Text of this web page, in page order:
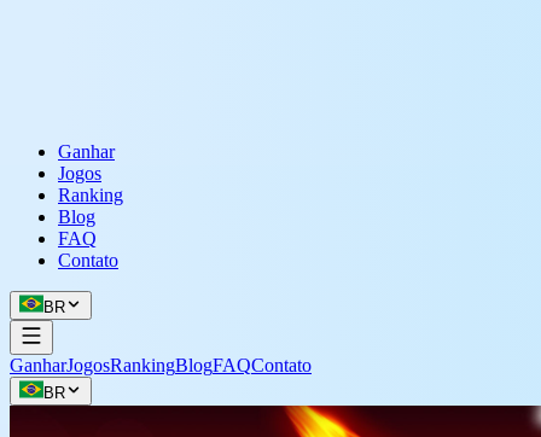
Ganhar
Jogos
Ranking
Blog
FAQ
Contato
BR
GanharJogosRankingBlogFAQContato
BR